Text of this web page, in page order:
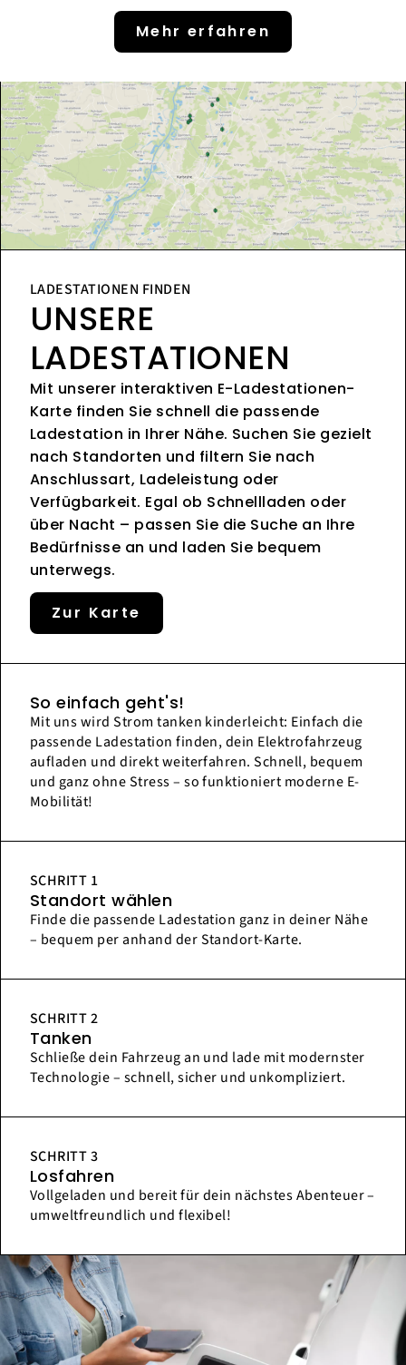
Mehr erfahren
LADESTATIONEN FINDEN
UNSERE
LADESTATIONEN
Mit unserer interaktiven E-Ladestationen-
Karte finden Sie schnell die passende
Ladestation in Ihrer Nähe. Suchen Sie gezielt
nach Standorten und filtern Sie nach
Anschlussart, Ladeleistung oder
Verfügbarkeit. Egal ob Schnellladen oder
über Nacht – passen Sie die Suche an Ihre
Bedürfnisse an und laden Sie bequem
unterwegs.
Zur Karte
So einfach geht's!
Mit uns wird Strom tanken kinderleicht: Einfach die
passende Ladestation finden, dein Elektrofahrzeug
aufladen und direkt weiterfahren. Schnell, bequem
und ganz ohne Stress – so funktioniert moderne E-
Mobilität!
SCHRITT 1
Standort wählen
Finde die passende Ladestation ganz in deiner Nähe
– bequem per anhand der Standort-Karte.
SCHRITT 2
Tanken
Schließe dein Fahrzeug an und lade mit modernster
Technologie – schnell, sicher und unkompliziert.
SCHRITT 3
Losfahren
Vollgeladen und bereit für dein nächstes Abenteuer –
umweltfreundlich und flexibel!